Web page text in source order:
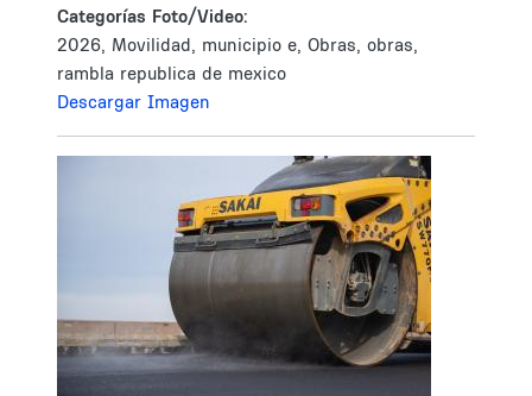
Categorías Foto/Video:
2026, Movilidad, municipio e, Obras, obras,
rambla republica de mexico
Descargar Imagen